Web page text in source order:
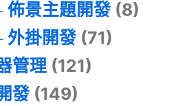
佈景主題開發(8)
外掛開發(71)
管理(121)
發(149)